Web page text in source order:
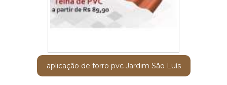
aplicação de forro pvc Jardim São Luís